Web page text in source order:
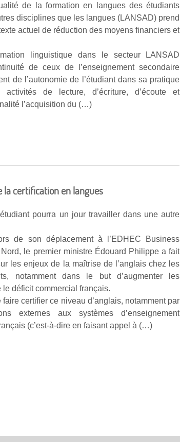
de la formation en langues des étudiants
disciplines que les langues (LANSAD) prend
actuel de réduction des moyens financiers et
linguistique dans le secteur LANSAD
de ceux de l’enseignement secondaire
de l’autonomie de l’étudiant dans sa pratique
de lecture, d’écriture, d’écoute et
l’acquisition du (…)
la certification en langues
pourra un jour travailler dans une autre
de son déplacement à l’EDHEC Business
le premier ministre Édouard Philippe a fait
les enjeux de la maîtrise de l’anglais chez les
notamment dans le but d’augmenter les
déficit commercial français.
faire certifier ce niveau d’anglais, notamment par
externes aux systèmes d’enseignement
(c’est-à-dire en faisant appel à (…)